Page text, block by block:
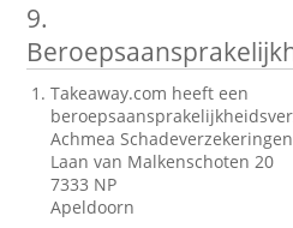
9.
Takeaway.com heeft een
Achmea
Laan van Malkenschoten 20
7333 NP
Apeldoorn